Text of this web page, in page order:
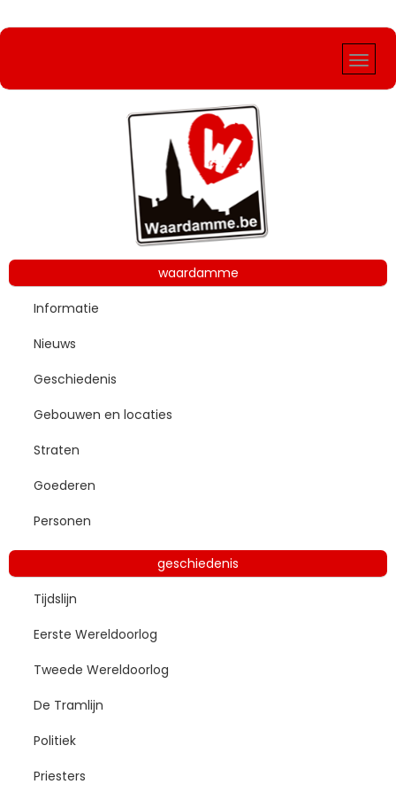
waardamme
Informatie
Nieuws
Geschiedenis
Gebouwen en locaties
Straten
Goederen
Personen
geschiedenis
Tijdslijn
Eerste Wereldoorlog
Tweede Wereldoorlog
De Tramlijn
Politiek
Priesters
Jaar
Maand
Jaar
Maand